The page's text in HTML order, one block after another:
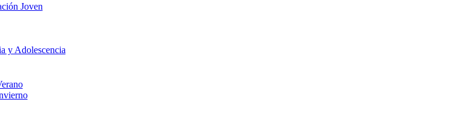
Joven
y Adolescencia